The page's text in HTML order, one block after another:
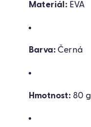
Materiál: EVA
Barva:Černá
Hmotnost: 80 g